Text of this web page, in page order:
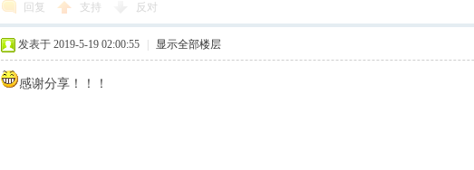
回复 支持 反对
发表于 2019-5-19 02:00:55 显示全部楼层
感谢分享！！！